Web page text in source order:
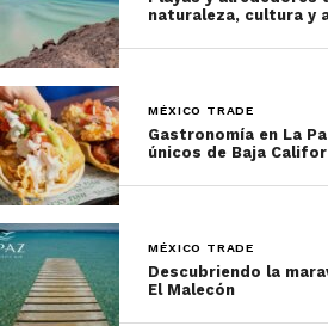
naturaleza, cultura y
MÉXICO TRADE
Gastronomía en La
únicos de Baja
MÉXICO TRADE
Descubriendo la
El Malecón